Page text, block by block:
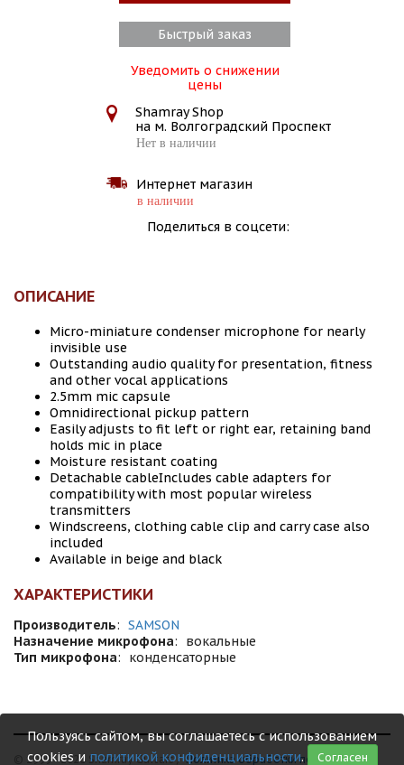
Быстрый заказ
Уведомить о снижении
цены
Shamray Shop
на м. Волгоградский Проспект
Нет в наличии
Интернет магазин
в наличии
Поделиться в соцсети:
ОПИСАНИЕ
Micro-miniature condenser microphone for nearly
invisible use
Outstanding audio quality for presentation, fitness
and other vocal applications
2.5mm mic capsule
Omnidirectional pickup pattern
Easily adjusts to fit left or right ear, retaining band
holds mic in place
Moisture resistant coating
Detachable cableIncludes cable adapters for
compatibility with most popular wireless
transmitters
Windscreens, clothing cable clip and carry case also
included
Available in beige and black
ХАРАКТЕРИСТИКИ
Производитель: SAMSON
Назначение микрофона:
вокальные
Тип микрофона: конденсаторные
© 1999 - 2026 Shamray Guitars /Политика обработки персональных
Пользуясь сайтом, вы соглашаетесь с использованием
cookies и политикой конфиденциальности. Согласен